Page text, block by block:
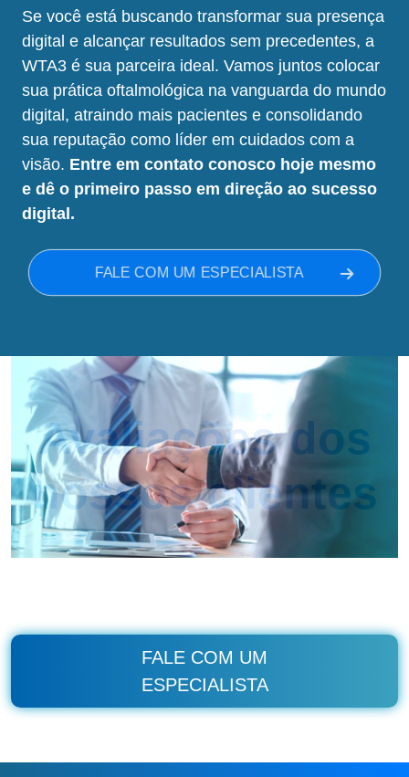
Se você está buscando transformar sua presença
digital e alcançar resultados sem precedentes, a
WTA3 é sua parceira ideal. Vamos juntos colocar
sua prática oftalmológica na vanguarda do mundo
digital, atraindo mais pacientes e consolidando
sua reputação como líder em cuidados com a
visão. Entre em contato conosco hoje mesmo
e dê o primeiro passo em direção ao sucesso
digital.
FALE COM UM ESPECIALISTA
Avaliações dos
nossos clientes
FALE COM UM
ESPECIALISTA